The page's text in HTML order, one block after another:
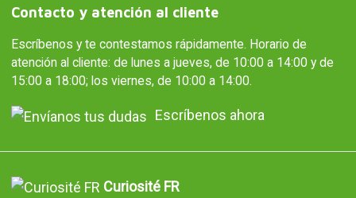
Contacto y atención al cliente
Escríbenos y te contestamos rápidamente. Horario de
atención al cliente: de lunes a jueves, de 10:00 a 14:00 y de
15:00 a 18:00; los viernes, de 10:00 a 14:00.
Escríbenos ahora
Curiosité FR